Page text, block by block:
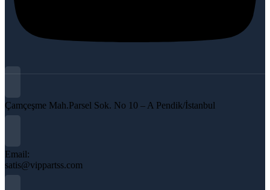
Çamçeşme Mah.Parsel Sok. No 10 – A Pendik/İstanbul
Email:
satis@vippartss.com